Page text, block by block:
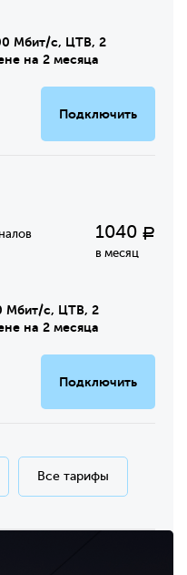
Мбит/с, ЦТВ, 2
на 2 месяца
Подключить
1040 Р
в месяц
Мбит/с, ЦТВ, 2
на 2 месяца
Подключить
Все тарифы